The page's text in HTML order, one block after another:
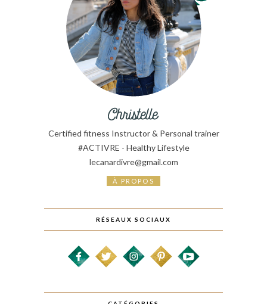
Certified fitness Instructor & Personal trainer
#ACTIVRE - Healthy Lifestyle
lecanardivre@gmail.com
À PROPOS
RÉSEAUX SOCIAUX